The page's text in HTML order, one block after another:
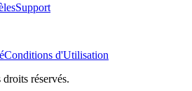
Support
Conditions d'Utilisation
réservés.